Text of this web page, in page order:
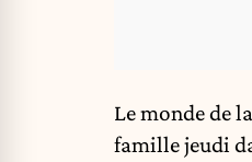
Le monde de
famille jeudi